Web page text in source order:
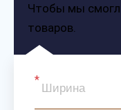
Чтобы мы
товаров.